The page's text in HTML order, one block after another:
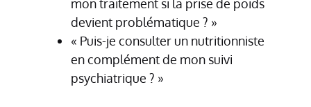
mon traitement si la prise de poids
devient problématique ? »
« Puis-je consulter un nutritionniste
en complément de mon suivi
psychiatrique ? »